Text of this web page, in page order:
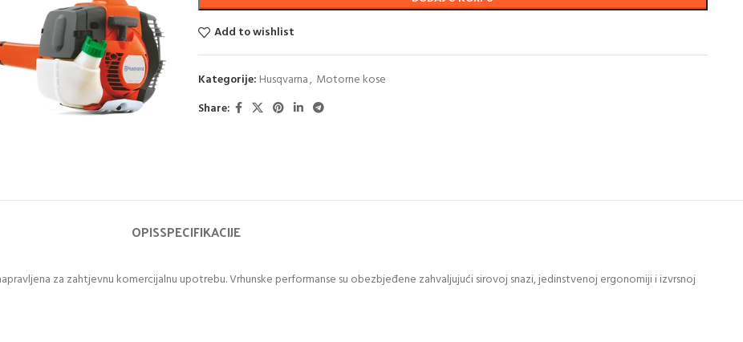
Add to wishlist
Kategorije: Husqvarna, Motorne kose
Share:
OPISSPECIFIKACIJE
za zahtjevnu komercijalnu upotrebu. Vrhunske performanse su obezbjeđene zahvaljujući sirovoj snazi, jedinstvenoj ergonomiji i izvrsnoj